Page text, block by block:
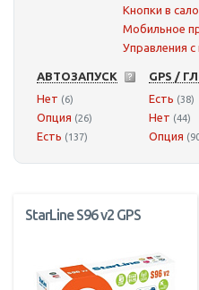
Кнопки в
Мобильное
Управления
АВТОЗАПУСК
Нет (6)
Опция (26)
Есть (137)
GPS /
Есть (38)
Нет (44)
Опция
StarLine S96 v2 GPS